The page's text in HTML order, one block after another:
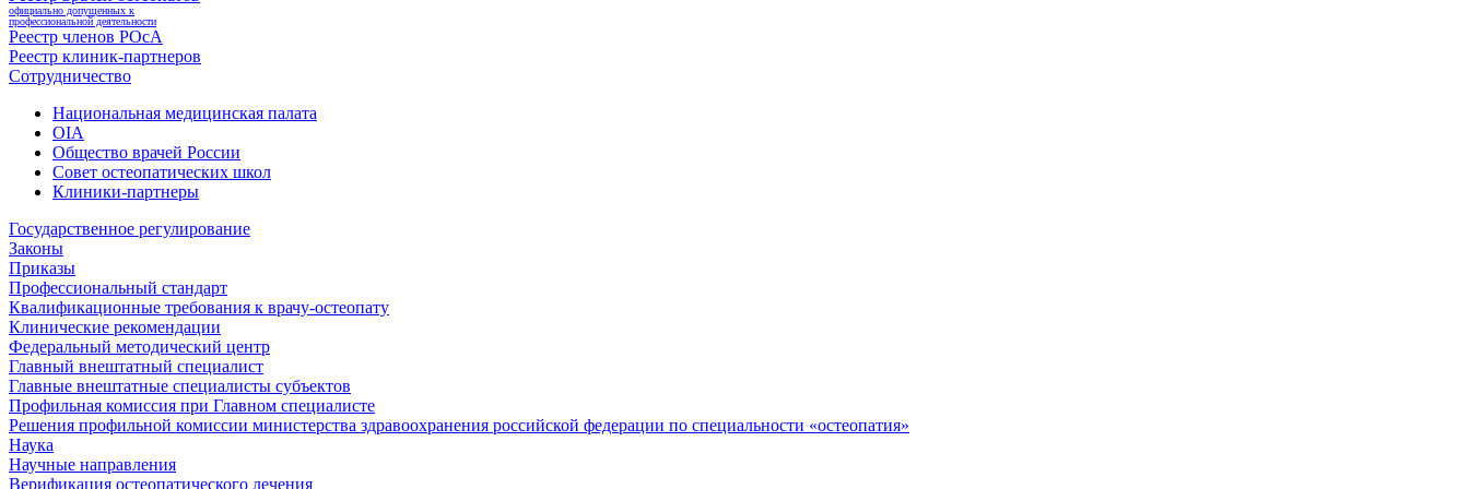
официально допущенных к
профессиональной деятельности
Реестр членов РОсА
Реестр клиник-партнеров
Сотрудничество
Национальная медицинская палата
OIA
Общество врачей России
Совет остеопатических школ
Клиники-партнеры
Государственное регулирование
Законы
Приказы
Профессиональный стандарт
Квалификационные требования к врачу-остеопату
Клинические рекомендации
Федеральный методический центр
Главный внештатный специалист
Главные внештатные специалисты субъектов
Профильная комиссия при Главном специалисте
Решения профильной комиссии министерства здравоохранения российской федерации по специальности «остеопатия»
Наука
Научные направления
Верификация остеопатического лечения